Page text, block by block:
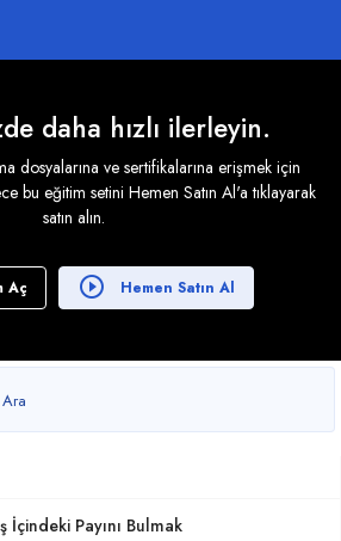
daha hızlı ilerleyin.
dosyalarına ve sertifikalarına erişmek için
bu eğitim setini Hemen Satın Al'a tıklayarak
satın alın.
Aç Hemen Satın Al
Bulmak
Değerleri Bulmak
içi olarak ayarlamak
İçindeki Payını Bulmak